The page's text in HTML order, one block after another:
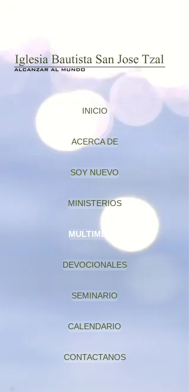
INICIO
ACERCA DE
SOY NUEVO
MINISTERIOS
MULTIMEDIA
DEVOCIONALES
SEMINARIO
CALENDARIO
CONTACTANOS